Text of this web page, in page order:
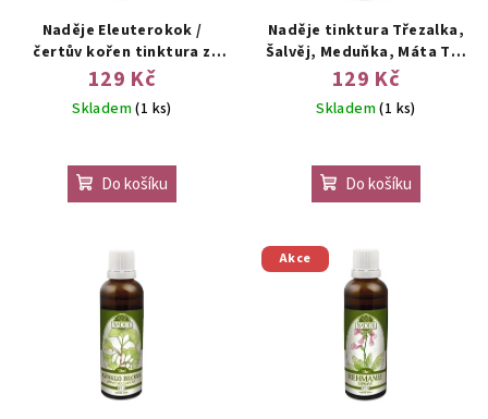
Naděje Eleuterokok /
čertův kořen tinktura z
byliny 50 ml
129 Kč
Skladem(1 ks)
Do košíku
Naděje tinktura Třezalka,
Šalvěj, Meduňka, Máta T41
50 ml
129 Kč
Skladem(1 ks)
Do košíku
Akce